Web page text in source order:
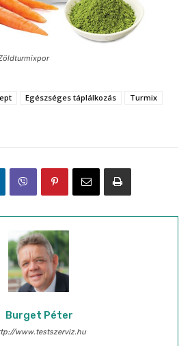
Egészséges táplálkozás
Turmix
Burget Péter
www.testszerviz.hu